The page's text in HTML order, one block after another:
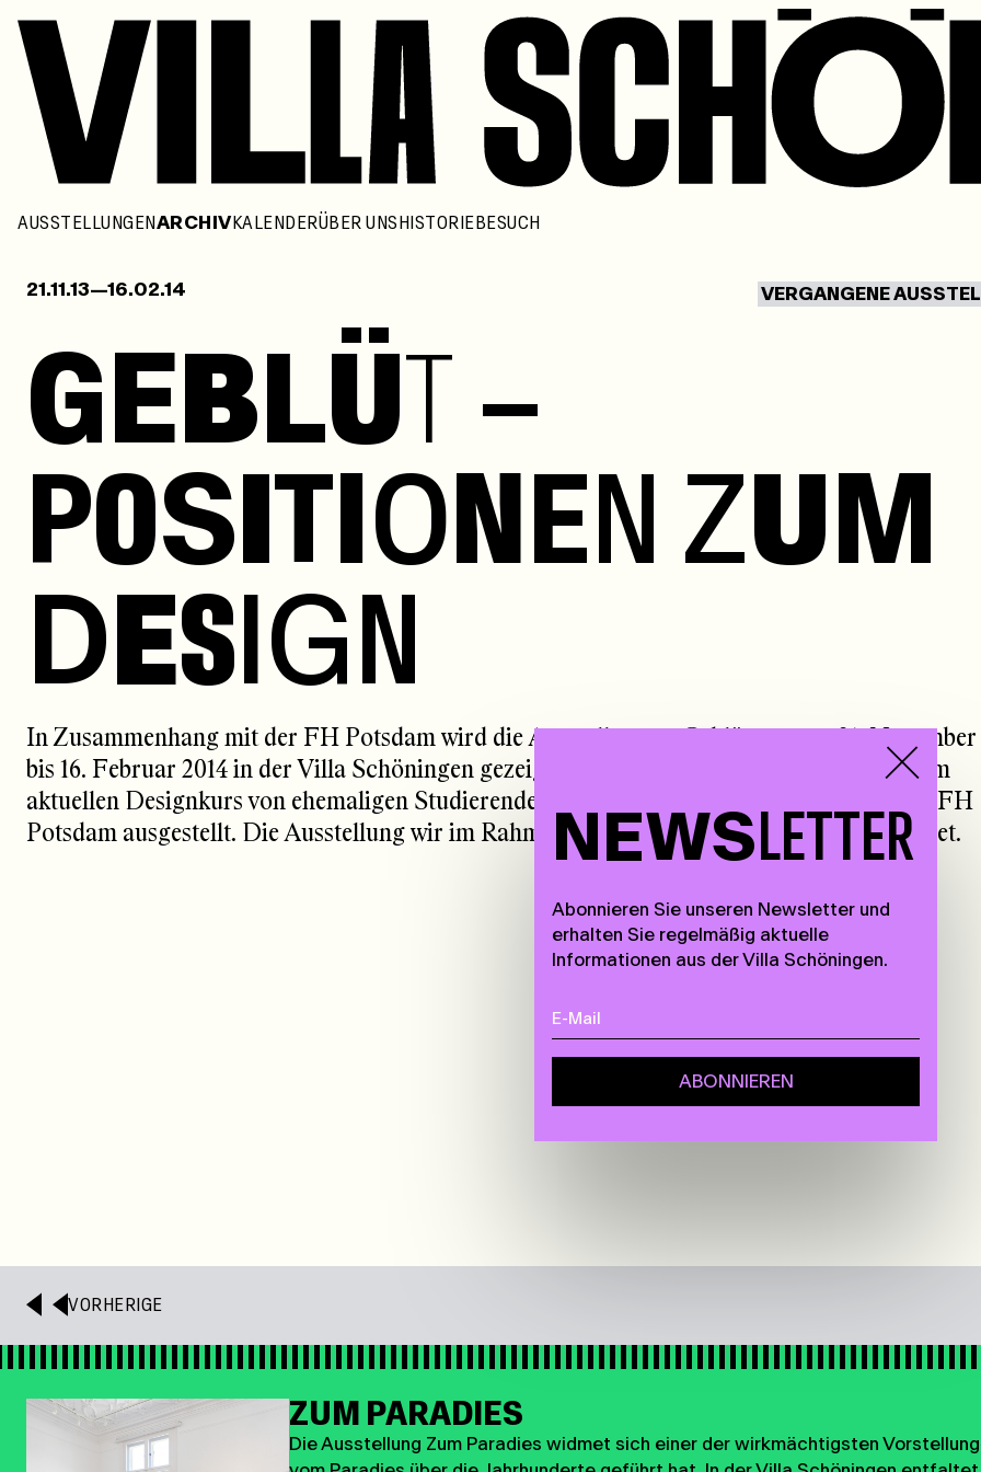
AUSSTELLUNGENARCHIVKALENDERÜBER UNS HISTORIE BESUCH
21.11.13—16.02.14 VERGANGENE
G E B LÜT –
POS T O N EN ZU M
D ES G N
In Zusammenhang mit der FH Potsdam wird die Ausstellung >>Geblüt << vom 21. November
bis 16. Februar 2014 in der Villa Schöningen gezeigt. Es werden Arbeiten und Beiträge zum
aktuellen Designkurs von ehemaligen Studierenden des Studiengangs Produktdesign der FH
Potsdam ausgestellt. Die Ausstellung wir im Rahmen der Designtage Brandenburg eröffnet.
VORHERIGE
ZUM PARADIES
Die Ausstellung Zum Paradies widmet sich einer der wirkmächtigsten
NEWSLETTER
Abonnieren Sie unseren Newsletter und
erhalten Sie regelmäßig aktuelle
Informationen aus der Villa Schöningen.